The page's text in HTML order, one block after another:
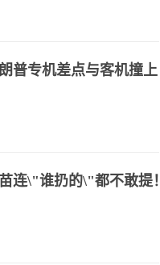
普专机差点与客机撞上
连\"谁扔的\"都不敢提！